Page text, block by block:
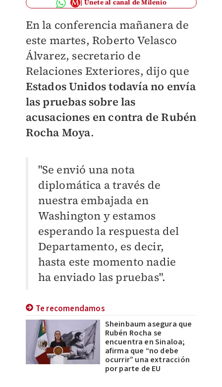
Únete al canal de Milenio
En la conferencia mañanera de
este martes, Roberto Velasco
Álvarez, secretario de
Relaciones Exteriores, dijo que
Estados Unidos todavía no envía
las pruebas sobre las
acusaciones en contra de Rubén
Rocha Moya.
"Se envió una nota
diplomática a través de
nuestra embajada en
Washington y estamos
esperando la respuesta del
Departamento, es decir,
hasta este momento nadie
ha enviado las pruebas".
Te recomendamos
Sheinbaum asegura que
Rubén Rocha se
encuentra en Sinaloa;
afirma que “no debe
ocurrir” una extracción
por parte de EU